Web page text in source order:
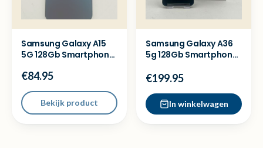
Samsung Galaxy A15
5G 128Gb Smartphone
€84.95
Bekijk product
Samsung Galaxy A36
5g 128Gb Smartphone
€199.95
In winkelwagen